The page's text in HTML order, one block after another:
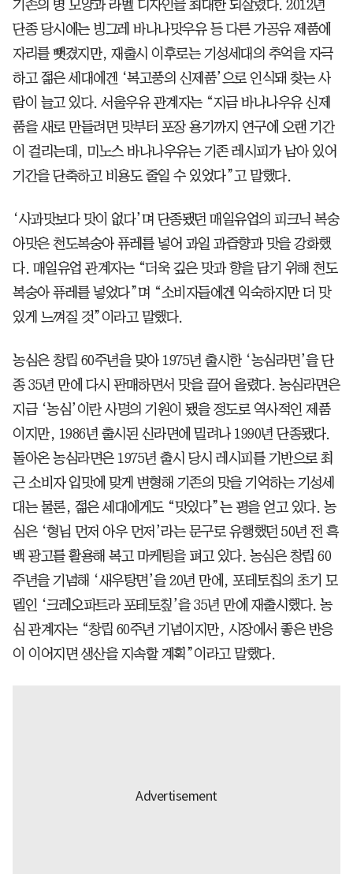
기존의 병 모양과 라벨 디자인을 최대한 되살렸다. 2012년
단종 당시에는 빙그레 바나나맛우유 등 다른 가공유 제품에
자리를 뺏겼지만, 재출시 이후로는 기성세대의 추억을 자극
하고 젊은 세대에겐 ‘복고풍의 신제품’으로 인식돼 찾는 사
람이 늘고 있다. 서울우유 관계자는 “지금 바나나우유 신제
품을 새로 만들려면 맛부터 포장 용기까지 연구에 오랜 기간
이 걸리는데, 미노스 바나나우유는 기존 레시피가 남아 있어
기간을 단축하고 비용도 줄일 수 있었다”고 말했다.
‘사과맛보다 맛이 없다’며 단종됐던 매일유업의 피크닉 복숭
아맛은 천도복숭아 퓨레를 넣어 과일 과즙향과 맛을 강화했
다. 매일유업 관계자는 “더욱 깊은 맛과 향을 담기 위해 천도
복숭아 퓨레를 넣었다”며 “소비자들에겐 익숙하지만 더 맛
있게 느껴질 것”이라고 말했다.
농심은 창립 60주년을 맞아 1975년 출시한 ‘농심라면’을 단
종 35년 만에 다시 판매하면서 맛을 끌어 올렸다. 농심라면은
지금 ‘농심’이란 사명의 기원이 됐을 정도로 역사적인 제품
이지만, 1986년 출시된 신라면에 밀려나 1990년 단종됐다.
돌아온 농심라면은 1975년 출시 당시 레시피를 기반으로 최
근 소비자 입맛에 맞게 변형해 기존의 맛을 기억하는 기성세
대는 물론, 젊은 세대에게도 “맛있다”는 평을 얻고 있다. 농
심은 ‘형님 먼저 아우 먼저’라는 문구로 유행했던 50년 전 흑
백 광고를 활용해 복고 마케팅을 펴고 있다. 농심은 창립 60
주년을 기념해 ‘새우탕면’을 20년 만에, 포테토칩의 초기 모
델인 ‘크레오파트라 포테토칲’을 35년 만에 재출시했다. 농
심 관계자는 “창립 60주년 기념이지만, 시장에서 좋은 반응
이 이어지면 생산을 지속할 계획”이라고 말했다.